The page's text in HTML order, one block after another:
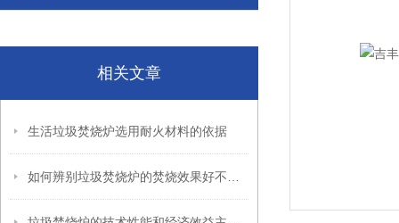
相关文章
生活垃圾焚烧炉选用耐火材料的依据